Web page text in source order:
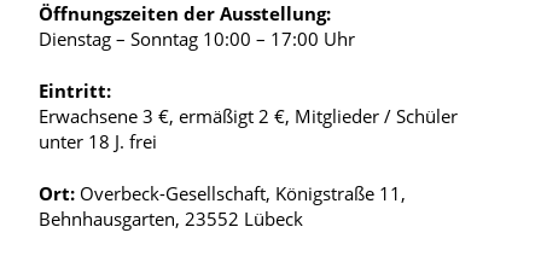
Öffnungszeiten der Ausstellung:
Dienstag – Sonntag 10:00 – 17:00 Uhr
Eintritt:
Erwachsene 3 €, ermäßigt 2 €, Mitglieder / Schüler
unter 18 J. frei
Ort: Overbeck-Gesellschaft, Königstraße 11,
Behnhausgarten, 23552 Lübeck